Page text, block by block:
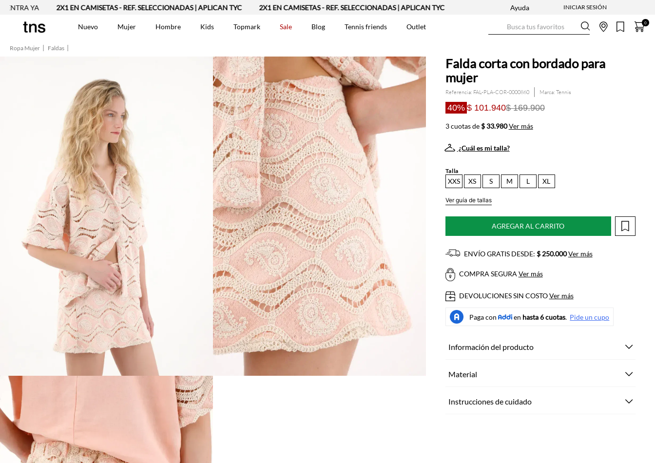
YA 2X1 EN CAMISETAS - REF. SELECCIONADAS | APLICAN TYC 2X1 EN CAMISETAS - REF. SELECCIONADAS | APLICAN TYC Ayuda
Nuevo Mujer Hombre Kids Topmark Sale Blog Tennis friends Outlet 0
Ropa Mujer Faldas
Falda corta con bordado para
mujer
Referencia: FAL-PLA-COR-0000860 Tennis
40% $ 101.940$ 169.900
3 cuotas de$ 33.980 Ver más
¿Cuál es mi talla?
Talla
XXS XS S M L XL
Ver guía de tallas
AGREGAR AL CARRITO
ENVÍO GRATIS DESDE: $ 250.000 Ver más
COMPRA SEGURA Ver más
DEVOLUCIONES SIN COSTOVer más
Información del producto
Material
Instrucciones de cuidado
10